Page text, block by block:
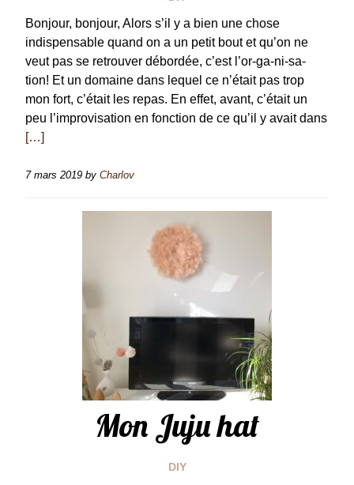
Bonjour, bonjour, Alors s’il y a bien une chose
indispensable quand on a un petit bout et qu’on ne
veut pas se retrouver débordée, c’est l’or-ga-ni-sa-
tion! Et un domaine dans lequel ce n’était pas trop
mon fort, c’était les repas. En effet, avant, c’était un
peu l’improvisation en fonction de ce qu’il y avait dans
[…]
7 mars 2019 by Charlov
Mon Juju hat
DIY